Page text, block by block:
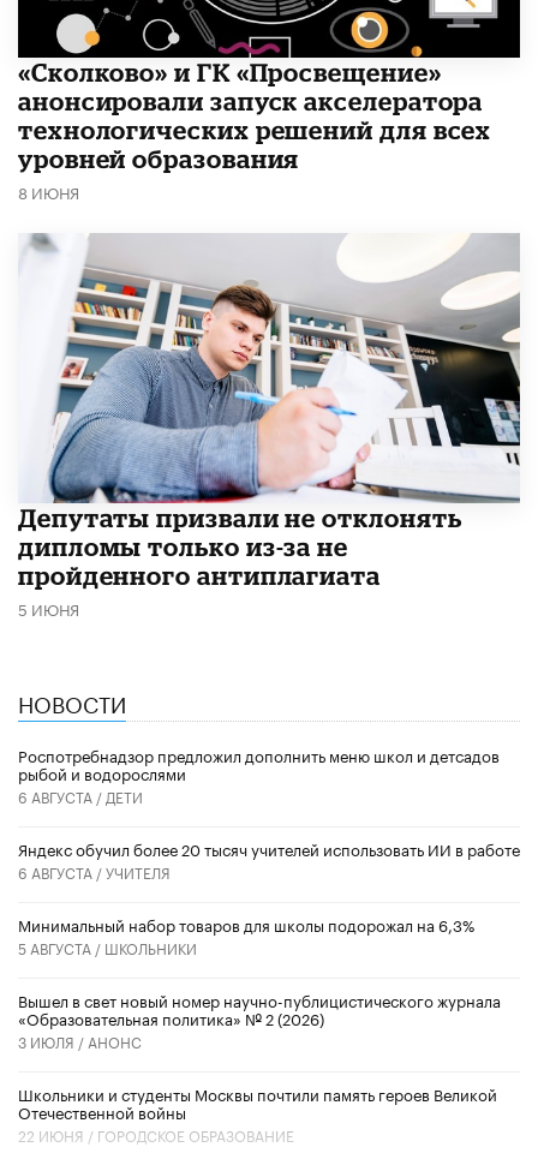
«Сколково» и ГК «Просвещение»
анонсировали запуск акселератора
технологических решений для всех
уровней образования
8 ИЮНЯ
Депутаты призвали не отклонять
дипломы только из-за не
пройденного антиплагиата
5 ИЮНЯ
НОВОСТИ
Роспотребнадзор предложил дополнить меню школ и детсадов
рыбой и водорослями
6 АВГУСТА / ДЕТИ
​Яндекс обучил более 20 тысяч учителей использовать ИИ в работе
6 АВГУСТА /УЧИТЕЛЯ
Минимальный набор товаров для школы подорожал на 6,3%
5 АВГУСТА / ШКОЛЬНИКИ
Вышел в свет новый номер научно-публицистического журнала
«Образовательная политика» № 2 (2026)
3 ИЮЛЯ / АНОНС
Школьники и студенты Москвы почтили память героев Великой
Отечественной войны
22 ИЮНЯ / ГОРОДСКОЕ ОБРАЗОВАНИЕ